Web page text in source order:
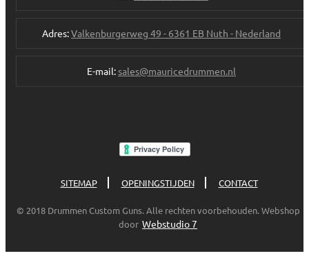
Adres:Valkenburgerweg 49 - 6361 EB Nuth - Nederland
E-mail:sales@mauricedrummen.nl
SITEMAP OPENINGSTIJDEN CONTACT
© 2018 Drummen Custom Guns. Alle rechten voorbehouden. Webshop
door Webstudio 7